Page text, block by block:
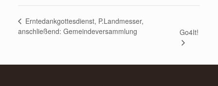
Erntedankgottesdienst, P.Landmesser,
anschließend: Gemeindeversammlung
Go4It!